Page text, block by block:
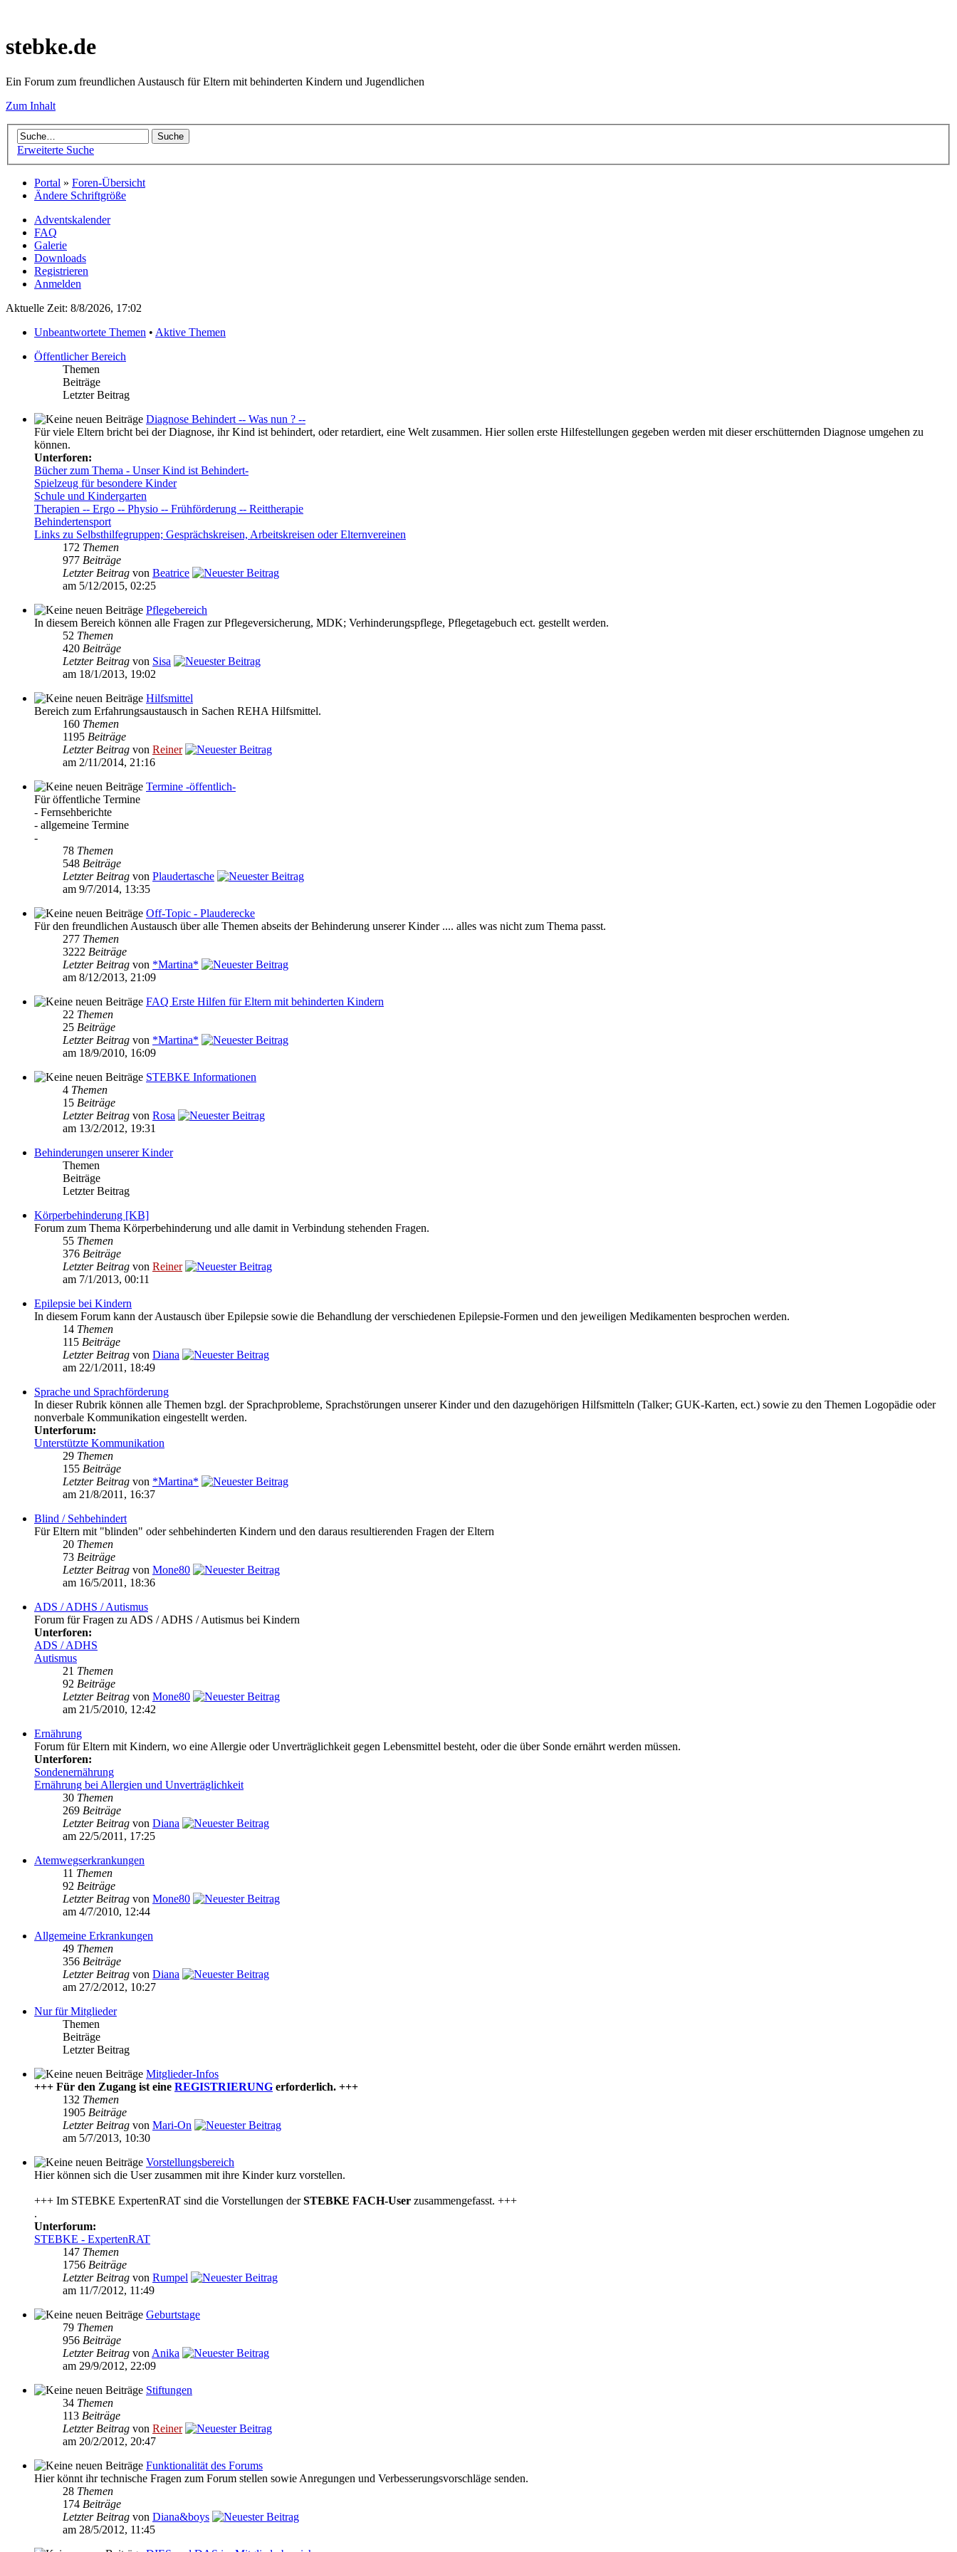
stebke.de
Ein Forum zum freundlichen Austausch für Eltern mit behinderten Kindern und Jugendlichen
Zum Inhalt
Erweiterte Suche
Portal » Foren-Übersicht
Ändere Schriftgröße
Adventskalender
FAQ
Galerie
Downloads
Registrieren
Anmelden
Aktuelle Zeit: 8/8/2026, 17:02
Unbeantwortete Themen • Aktive Themen
Öffentlicher Bereich
Themen
Beiträge
Letzter Beitrag
Diagnose Behindert -- Was nun ? --
Für viele Eltern bricht bei der Diagnose, ihr Kind ist behindert, oder retardiert, eine Welt zusammen. Hier sollen erste Hilfestellungen gegeben werden mit dieser erschütternden Diagnose umgehen zu
können.
Unterforen:
Bücher zum Thema - Unser Kind ist Behindert-
Spielzeug für besondere Kinder
Schule und Kindergarten
Therapien -- Ergo -- Physio -- Frühförderung -- Reittherapie
Behindertensport
Links zu Selbsthilfegruppen; Gesprächskreisen, Arbeitskreisen oder Elternvereinen
172 Themen
977 Beiträge
Letzter Beitrag von Beatrice
am 5/12/2015, 02:25
Pflegebereich
In diesem Bereich können alle Fragen zur Pflegeversicherung, MDK; Verhinderungspflege, Pflegetagebuch ect. gestellt werden.
52 Themen
420 Beiträge
Letzter Beitrag von Sisa
am 18/1/2013, 19:02
Hilfsmittel
Bereich zum Erfahrungsaustausch in Sachen REHA Hilfsmittel.
160 Themen
1195 Beiträge
Letzter Beitrag von Reiner
am 2/11/2014, 21:16
Termine -öffentlich-
Für öffentliche Termine
- Fernsehberichte
- allgemeine Termine
-
78 Themen
548 Beiträge
Letzter Beitrag von Plaudertasche
am 9/7/2014, 13:35
Off-Topic - Plauderecke
Für den freundlichen Austausch über alle Themen abseits der Behinderung unserer Kinder .... alles was nicht zum Thema passt.
277 Themen
3222 Beiträge
Letzter Beitrag von *Martina*
am 8/12/2013, 21:09
FAQ Erste Hilfen für Eltern mit behinderten Kindern
22 Themen
25 Beiträge
Letzter Beitrag von *Martina*
am 18/9/2010, 16:09
STEBKE Informationen
4 Themen
15 Beiträge
Letzter Beitrag von Rosa
am 13/2/2012, 19:31
Behinderungen unserer Kinder
Themen
Beiträge
Letzter Beitrag
Körperbehinderung [KB]
Forum zum Thema Körperbehinderung und alle damit in Verbindung stehenden Fragen.
55 Themen
376 Beiträge
Letzter Beitrag von Reiner
am 7/1/2013, 00:11
Epilepsie bei Kindern
In diesem Forum kann der Austausch über Epilepsie sowie die Behandlung der verschiedenen Epilepsie-Formen und den jeweiligen Medikamenten besprochen werden.
14 Themen
115 Beiträge
Letzter Beitrag von Diana
am 22/1/2011, 18:49
Sprache und Sprachförderung
In dieser Rubrik können alle Themen bzgl. der Sprachprobleme, Sprachstörungen unserer Kinder und den dazugehörigen Hilfsmitteln (Talker; GUK-Karten, ect.) sowie zu den Themen Logopädie oder
nonverbale Kommunikation eingestellt werden.
Unterforum:
Unterstützte Kommunikation
29 Themen
155 Beiträge
Letzter Beitrag von *Martina*
am 21/8/2011, 16:37
Blind / Sehbehindert
Für Eltern mit "blinden" oder sehbehinderten Kindern und den daraus resultierenden Fragen der Eltern
20 Themen
73 Beiträge
Letzter Beitrag von Mone80
am 16/5/2011, 18:36
ADS / ADHS / Autismus
Forum für Fragen zu ADS / ADHS / Autismus bei Kindern
Unterforen:
ADS / ADHS
Autismus
21 Themen
92 Beiträge
Letzter Beitrag von Mone80
am 21/5/2010, 12:42
Ernährung
Forum für Eltern mit Kindern, wo eine Allergie oder Unverträglichkeit gegen Lebensmittel besteht, oder die über Sonde ernährt werden müssen.
Unterforen:
Sondenernährung
Ernährung bei Allergien und Unverträglichkeit
30 Themen
269 Beiträge
Letzter Beitrag von Diana
am 22/5/2011, 17:25
Atemwegserkrankungen
11 Themen
92 Beiträge
Letzter Beitrag von Mone80
am 4/7/2010, 12:44
Allgemeine Erkrankungen
49 Themen
356 Beiträge
Letzter Beitrag von Diana
am 27/2/2012, 10:27
Nur für Mitglieder
Themen
Beiträge
Letzter Beitrag
Mitglieder-Infos
+++ Für den Zugang ist eine REGISTRIERUNG erforderlich. +++
132 Themen
1905 Beiträge
Letzter Beitrag von Mari-On
am 5/7/2013, 10:30
Vorstellungsbereich
Hier können sich die User zusammen mit ihre Kinder kurz vorstellen.
+++ Im STEBKE ExpertenRAT sind die Vorstellungen derSTEBKE FACH-User zusammengefasst. +++
.
Unterforum:
STEBKE - ExpertenRAT
147 Themen
1756 Beiträge
Letzter Beitrag von Rumpel
am 11/7/2012, 11:49
Geburtstage
79 Themen
956 Beiträge
Letzter Beitrag vonAnika
am 29/9/2012, 22:09
Stiftungen
34 Themen
113 Beiträge
Letzter Beitrag von Reiner
am 20/2/2012, 20:47
Funktionalität des Forums
Hier könnt ihr technische Fragen zum Forum stellen sowie Anregungen und Verbesserungsvorschläge senden.
28 Themen
174 Beiträge
Letzter Beitrag von Diana&boys
am 28/5/2012, 11:45